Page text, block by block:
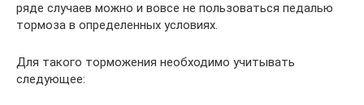
ряде случаев можно и вовсе не пользоваться педалью
тормоза в определенных условиях.
Для такого торможения необходимо учитывать
следующее: